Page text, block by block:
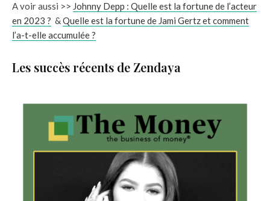
A voir aussi >> Johnny Depp : Quelle est la fortune de l’acteur
en 2023 ? &Quelle est la fortune de Jami Gertz et comment
l’a-t-elle accumulée ?
Les succès récents de Zendaya